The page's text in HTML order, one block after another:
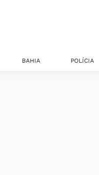
BAHIA POLÍCIA